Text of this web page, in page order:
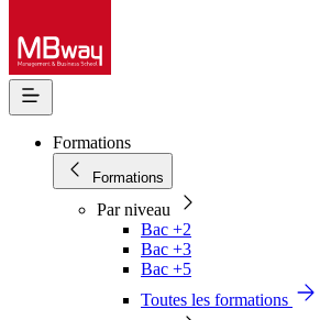
Formations
Formations
Par niveau
Bac +2
Bac +3
Bac +5
Toutes les formations